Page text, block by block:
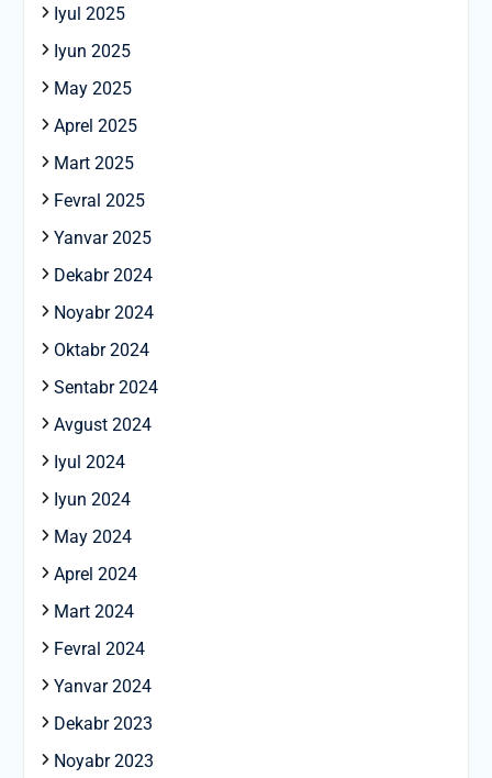
Iyul 2025
Iyun 2025
May 2025
Aprel 2025
Mart 2025
Fevral 2025
Yanvar 2025
Dekabr 2024
Noyabr 2024
Oktabr 2024
Sentabr 2024
Avgust 2024
Iyul 2024
Iyun 2024
May 2024
Aprel 2024
Mart 2024
Fevral 2024
Yanvar 2024
Dekabr 2023
Noyabr 2023